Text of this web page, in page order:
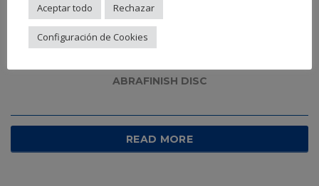
ABRAFINISH DISC
READ MORE
Aceptar todo Rechazar
Configuración de Cookies